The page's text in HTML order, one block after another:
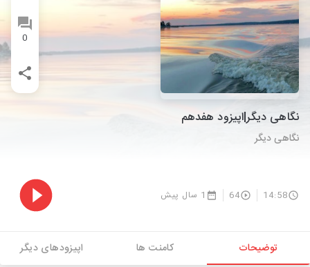
0
نگاهی دیگر|اپیزود هفدهم
نگاهی دیگر
14:58
64 1 سال پیش
توضیحات کامنت ها اپیزودهای دیگر